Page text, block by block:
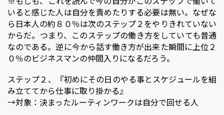
いると感じた人は自分を責めたりする必要は無い。なぜな
ら日本人の約８０％は次のステップ２をやりきれていない
からだ。つまり、このステップの働き方をしていても普通
なのである。逆に今から話す働き方が出来た瞬間に上位２
０％のビジネスマンの仲間入りになるだろう。
ステップ２、『初めにその日のやる事とスケジュールを組
み立ててから仕事に取り掛かる』
→対象：決まったルーティンワークは自分で回せる人